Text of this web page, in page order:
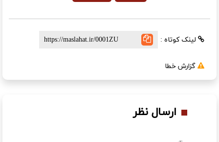
لینک کوتاه :
گزارش خطا
ارسال نظر